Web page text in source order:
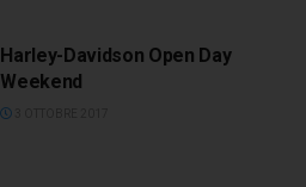
Harley-Davidson Open Day
Weekend